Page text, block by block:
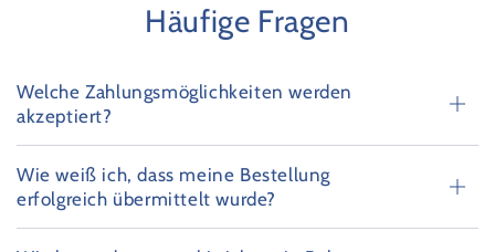
Häufige Fragen
Welche Zahlungsmöglichkeiten werden
akzeptiert?
Wie weiß ich, dass meine Bestellung
erfolgreich übermittelt wurde?